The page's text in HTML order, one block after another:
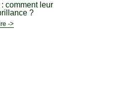
comment leur
?
->